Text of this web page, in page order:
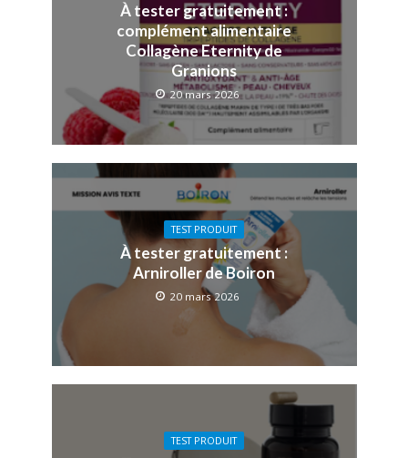
À tester gratuitement :
complément alimentaire
Collagène Eternity de
Granions
20 mars 2026
TEST PRODUIT
À tester gratuitement :
Arniroller de Boiron
20 mars 2026
TEST PRODUIT